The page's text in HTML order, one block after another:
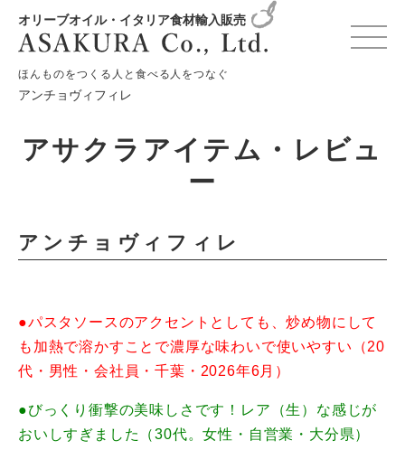
オリーブオイル・イタリア食材輸入販売
ほんものをつくる人と食べる人をつなぐ
HOME お知らせ
アサクラアイテム
アンチョヴィフィレ
アサクラアイテム・レビュ
ー
アンチョヴィフィレ
●パスタソースのアクセントとしても、炒め物にして
も加熱で溶かすことで濃厚な味わいで使いやすい（20
代・男性・会社員・千葉・2026年6月）
●びっくり衝撃の美味しさです！レア（生）な感じが
おいしすぎました（30代。女性・自営業・大分県）